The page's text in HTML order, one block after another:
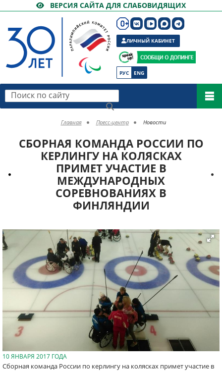
ВЕРСИЯ САЙТА ДЛЯ СЛАБОВИДЯЩИХ
РУС ENG
ЛИЧНЫЙ КАБИНЕТ
Поиск по сайту
Главная Пресс-центр Новости
СБОРНАЯ КОМАНДА РОССИИ ПО
КЕРЛИНГУ НА КОЛЯСКАХ
ПРИМЕТ УЧАСТИЕ В
МЕЖДУНАРОДНЫХ
СОРЕВНОВАНИЯХ В
ФИНЛЯНДИИ
10 ЯНВАРЯ 2017 ГОДА
Сборная команда России по керлингу на колясках примет участие в